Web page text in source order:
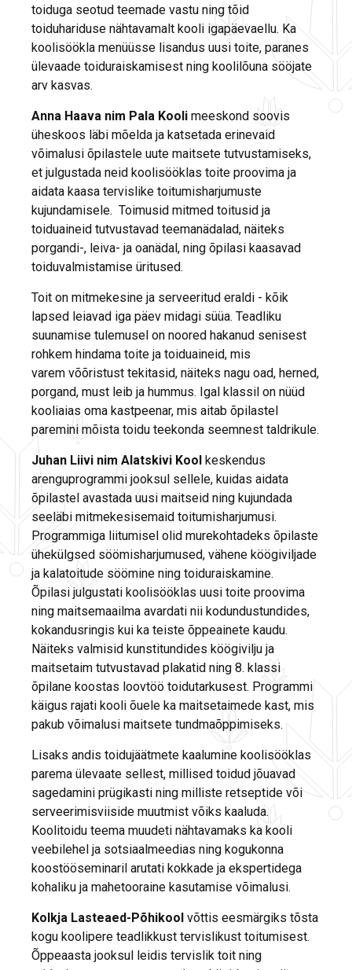
toiduga seotud teemade vastu ning tõid
toiduhariduse nähtavamalt kooli igapäevaellu. Ka
koolisöökla menüüsse lisandus uusi toite, paranes
ülevaade toiduraiskamisest ning koolilõuna sööjate
arv kasvas.
Anna Haava nim Pala Kooli meeskond soovis
üheskoos läbi mõelda ja katsetada erinevaid
võimalusi õpilastele uute maitsete tutvustamiseks,
et julgustada neid koolisööklas toite proovima ja
aidata kaasa tervislike toitumisharjumuste
kujundamisele. Toimusid mitmed toitusid ja
toiduaineid tutvustavad teemanädalad, näiteks
porgandi-, leiva- ja oanädal, ning õpilasi kaasavad
toiduvalmistamise üritused.
Toit on mitmekesine ja serveeritud eraldi - kõik
lapsed leiavad iga päev midagi süüa. Teadliku
suunamise tulemusel on noored hakanud senisest
rohkem hindama toite ja toiduaineid, mis
varem võõristust tekitasid, näiteks nagu oad, herned,
porgand, must leib ja hummus. Igal klassil on nüüd
kooliaias oma kastpeenar, mis aitab õpilastel
paremini mõista toidu teekonda seemnest taldrikule.
Juhan Liivi nim Alatskivi Kool keskendus
arenguprogrammi jooksul sellele, kuidas aidata
õpilastel avastada uusi maitseid ning kujundada
seeläbi mitmekesisemaid toitumisharjumusi.
Programmiga liitumisel olid murekohtadeks õpilaste
ühekülgsed söömisharjumused, vähene köögiviljade
ja kalatoitude söömine ning toiduraiskamine.
Õpilasi julgustati koolisööklas uusi toite proovima
ning maitsemaailma avardati nii kodundustundides,
kokandusringis kui ka teiste õppeainete kaudu.
Näiteks valmisid kunstitundides köögivilju ja
maitsetaim tutvustavad plakatid ning 8. klassi
õpilane koostas loovtöö toidutarkusest. Programmi
käigus rajati kooli õuele ka maitsetaimede kast, mis
pakub võimalusi maitsete tundmaõppimiseks.
Lisaks andis toidujäätmete kaalumine koolisööklas
parema ülevaate sellest, millised toidud jõuavad
sagedamini prügikasti ning milliste retseptide või
serveerimisviiside muutmist võiks kaaluda.
Koolitoidu teema muudeti nähtavamaks ka kooli
veebilehel ja sotsiaalmeedias ning kogukonna
koostööseminaril arutati kokkade ja ekspertidega
kohaliku ja mahetooraine kasutamise võimalusi.
Kolkja Lasteaed-Põhikool võttis eesmärgiks tõsta
kogu koolipere teadlikkust tervislikust toitumisest.
Õppeaasta jooksul leidis tervislik toit ning